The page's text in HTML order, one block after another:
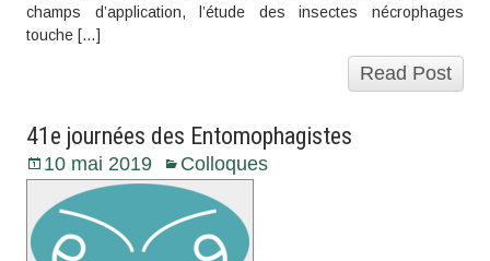
champs d’application, l’étude des insectes nécrophages
touche […]
Read Post
41e journées des Entomophagistes
10 mai 2019 Colloques